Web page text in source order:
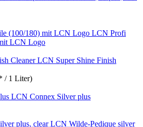
LCN Profi
LCN Logo
LCN Super Shine Finish
/ 1 Liter)
LCN Connex Silver plus
LCN Wilde-Pedique silver